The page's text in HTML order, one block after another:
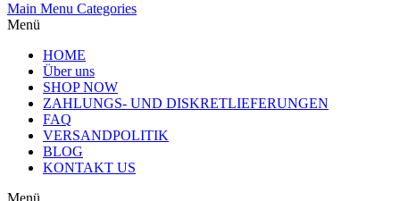
Main Menu Categories
Menü
HOME
Über uns
SHOP NOW
ZAHLUNGS- UND DISKRETLIEFERUNGEN
FAQ
VERSANDPOLITIK
BLOG
KONTAKT US
Menü